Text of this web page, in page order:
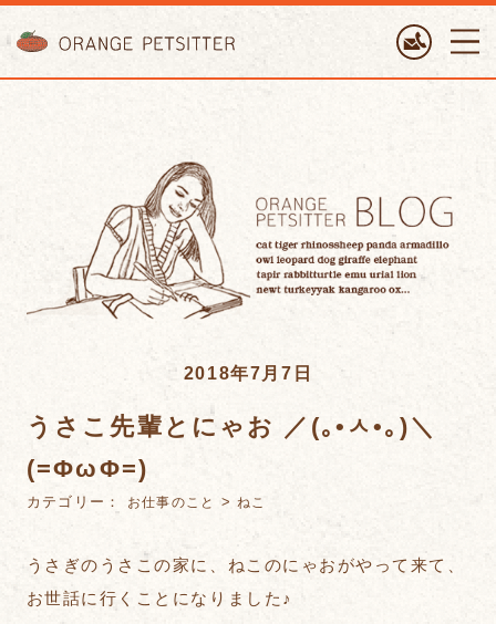
2018年7月7日
うさこ先輩とにゃお ／(｡•ㅅ•｡)＼
(=ΦωΦ=)
カテゴリー： お仕事のこと >ねこ
うさぎのうさこの家に、ねこのにゃおがやって来て、
お世話に行くことになりました♪